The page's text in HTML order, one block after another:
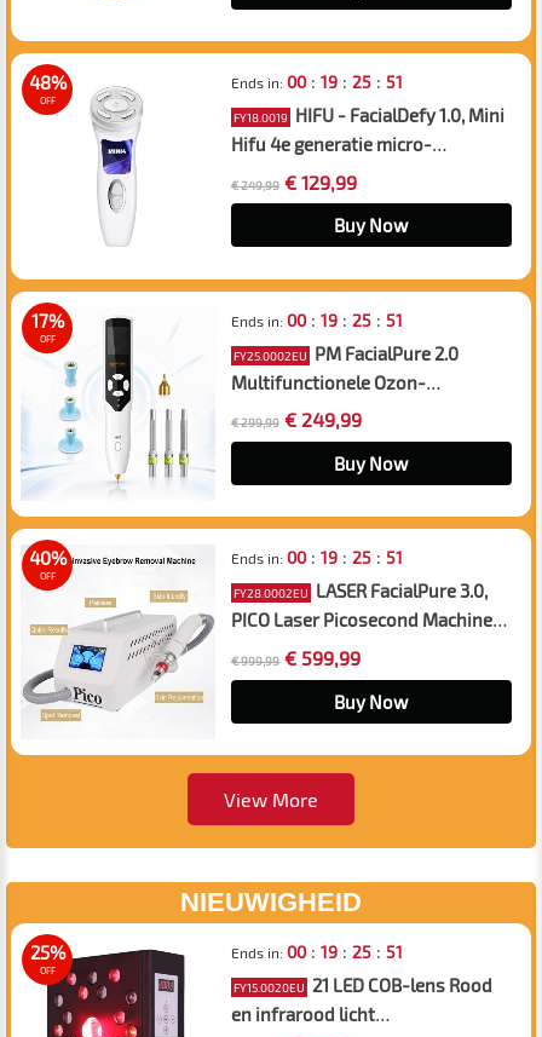
48%
OFF
Ends in: 00: 19: 25: 50
FY18.0019
HIFU - FacialDefy 1.0, Mini
Hifu 4e generatie micro-
gefocuste ultrasone machine,
voor een stevige, jeugdige huid
€ 249,99 € 129,99
Buy Now
17%
OFF
Ends in: 00: 19: 25: 50
FY25.0002EU
PM FacialPure 2.0
Multifunctionele Ozon-
Plasmapen – voor het
Verwijderen van Moedervlekken
en Huidvlekken, het Bevorderen
van Serumopname en het
Reinigen van de Huid
€ 299,99 € 249,99
Buy Now
40%
OFF
Ends in: 00: 19: 25: 50
FY28.0002EU
LASER FacialPure 3.0,
PICO Laser Picosecond Machine,
Pijnloze, niet-invasieve
verwijdering van tatoeages en
wenkbrauwen voor snellere en
veiligere resultaten
€ 999,99 € 599,99
Buy Now
View More
NIEUWIGHEID
25%
OFF
Ends in: 00: 19: 25: 50
FY15.0020EU
21 LED COB-lens Rood
en infrarood licht